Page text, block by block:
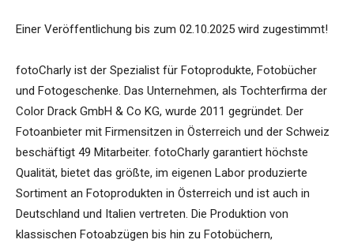
Einer Veröffentlichung bis zum 02.10.2025 wird zugestimmt!
fotoCharly ist der Spezialist für Fotoprodukte, Fotobücher
und Fotogeschenke. Das Unternehmen, als Tochterfirma der
Color Drack GmbH & Co KG, wurde 2011 gegründet. Der
Fotoanbieter mit Firmensitzen in Österreich und der Schweiz
beschäftigt 49 Mitarbeiter. fotoCharly garantiert höchste
Qualität, bietet das größte, im eigenen Labor produzierte
Sortiment an Fotoprodukten in Österreich und ist auch in
Deutschland und Italien vertreten. Die Produktion von
klassischen Fotoabzügen bis hin zu Fotobüchern,